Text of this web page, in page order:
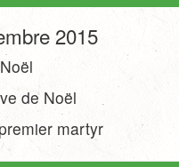
2015
de Noël
martyr